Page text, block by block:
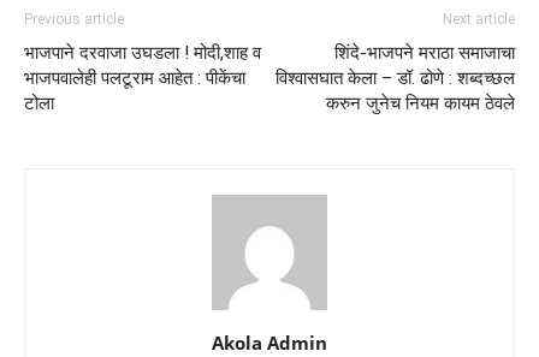
Previous article
भाजपाने दरवाजा उघडला ! मोदी,शाह व
भाजपवालेही पलटूराम आहेत : पीकेंचा
टोला
Next article
शिंदे-भाजपने मराठा समाजाचा
विश्वासघात केला – डॉ. ढोणे : शब्दच्छल
करुन जुनेच नियम कायम ठेवले
Akola Admin